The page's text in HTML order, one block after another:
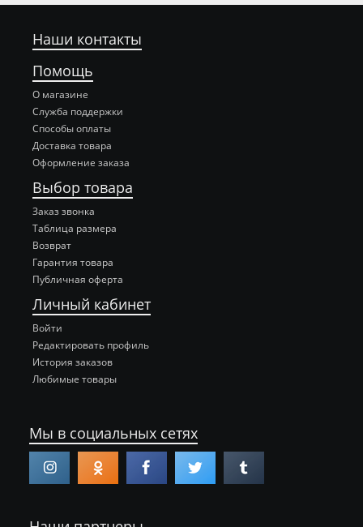
Наши контакты
Помощь
О магазине
Служба поддержки
Способы оплаты
Доставка товара
Оформление заказа
Выбор товара
Заказ звонка
Таблица размера
Возврат
Гарантия товара
Публичная оферта
Личный кабинет
Войти
Редактировать профиль
История заказов
Любимые товары
Мы в социальных сетях